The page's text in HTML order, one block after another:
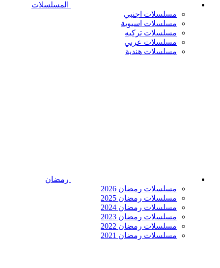
المسلسلات
مسلسلات اجنبي
مسلسلات اسيوية
مسلسلات تركيه
مسلسلات عربي
مسلسلات هندية
رمضان
مسلسلات رمضان 2026
مسلسلات رمضان 2025
مسلسلات رمضان 2024
مسلسلات رمضان 2023
مسلسلات رمضان 2022
مسلسلات رمضان 2021